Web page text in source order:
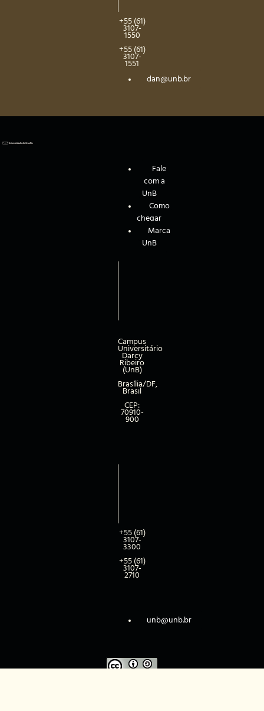
+55 (61)
3107-
1550
+55 (61)
3107-
1551
dan@unb.br
Fale
com a
UnB
Como
chegar
Marca
UnB
Campus
Universitário
Darcy
Ribeiro
(UnB)
Brasília/DF,
Brasil
CEP:
70910-
900
+55 (61)
3107-
3300
+55 (61)
3107-
2710
unb@unb.br